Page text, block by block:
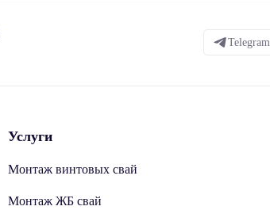
Telegram
Услуги
Монтаж винтовых свай
Монтаж ЖБ свай